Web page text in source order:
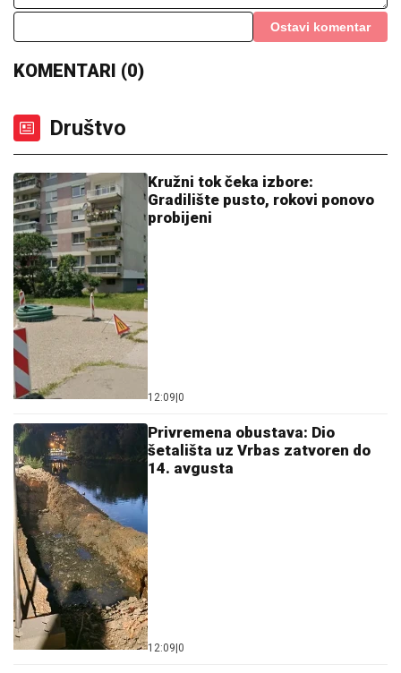
Ostavi komentar
KOMENTARI (0)
Društvo
Kružni tok čeka izbore:
Gradilište pusto, rokovi ponovo
probijeni
12:09 0
Privremena obustava: Dio
šetališta uz Vrbas zatvoren do
14. avgusta
12:09 0